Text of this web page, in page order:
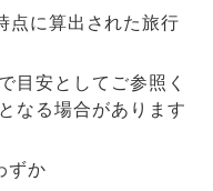
に算出された旅行
目安としてご参照く
なる場合があります
ずか